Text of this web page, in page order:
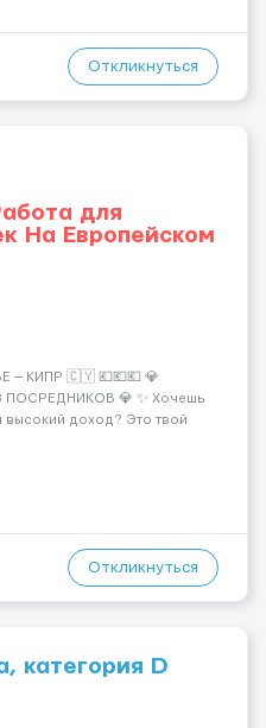
Откликнуться
для
На Европейском
КИПР 🇨🇾 💶💶💶 💎
💎 ✨ Хочешь
высокий доход? Это твой
— Стабильный поток
Откликнуться
категория D